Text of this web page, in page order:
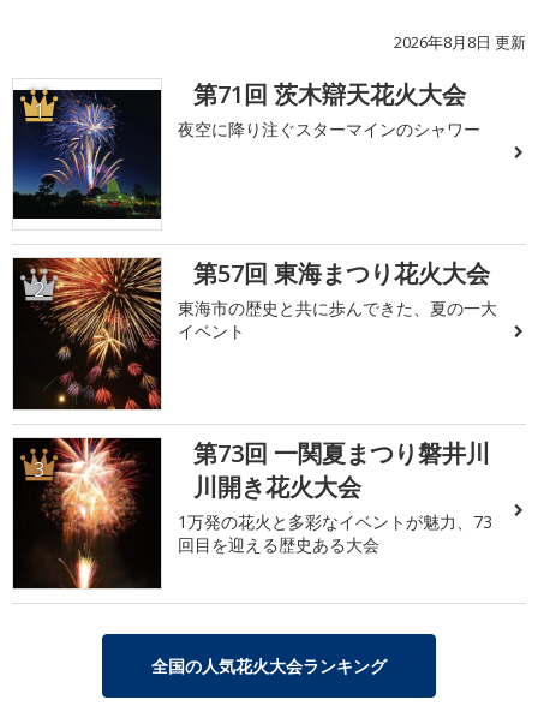
2026年8月8日 更新
1 第71回 茨木辯天花火大会
夜空に降り注ぐスターマインのシャワー
2 第57回 東海まつり花火大会
東海市の歴史と共に歩んできた、夏の一大
イベント
3
第73回 一関夏まつり磐井川
川開き花火大会
1万発の花火と多彩なイベントが魅力、73
回目を迎える歴史ある大会
全国の人気花火大会ランキング